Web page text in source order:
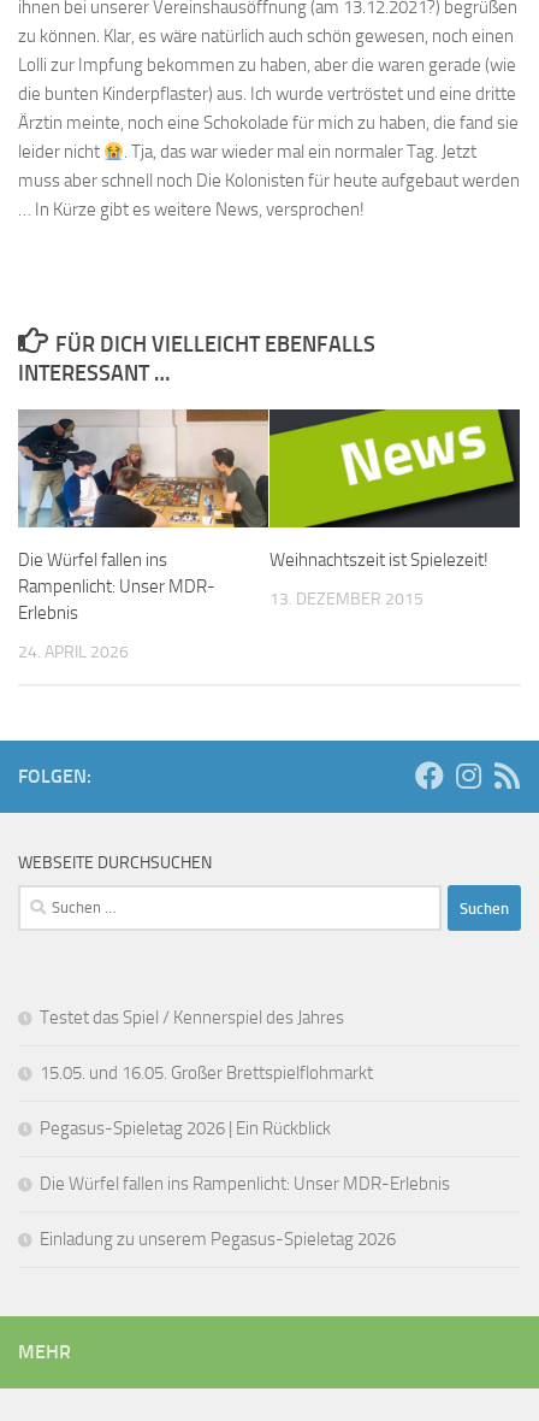
ihnen bei unserer Vereinshausöffnung (am 13.12.2021?) begrüßen
zu können. Klar, es wäre natürlich auch schön gewesen, noch einen
Lolli zur Impfung bekommen zu haben, aber die waren gerade (wie
die bunten Kinderpflaster) aus. Ich wurde vertröstet und eine dritte
Ärztin meinte, noch eine Schokolade für mich zu haben, die fand sie
leider nicht
. Tja, das war wieder mal ein normaler Tag. Jetzt
muss aber schnell noch Die Kolonisten für heute aufgebaut werden
… In Kürze gibt es weitere News, versprochen!
FÜR DICH VIELLEICHT EBENFALLS
INTERESSANT …
Die Würfel fallen ins
Rampenlicht: Unser MDR-
Erlebnis
24. APRIL 2026
Weihnachtszeit ist Spielezeit!
13. DEZEMBER 2015
FOLGEN:
WEBSEITE DURCHSUCHEN
Suchen
nach:
Testet das Spiel / Kennerspiel des Jahres
15.05. und 16.05. Großer Brettspielflohmarkt
Pegasus-Spieletag 2026 | Ein Rückblick
Die Würfel fallen ins Rampenlicht: Unser MDR-Erlebnis
Einladung zu unserem Pegasus-Spieletag 2026
MEHR